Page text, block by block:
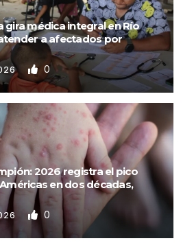
gira médica integral en Río
a afectados por
0
2026 registra el pico
en dos décadas,
0